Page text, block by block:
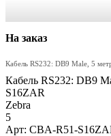
На заказ
Кабель RS232: DB9 Male, 5
Кабель RS232: DB9
S16ZAR
Zebra
5
Арт: CBA-R51-